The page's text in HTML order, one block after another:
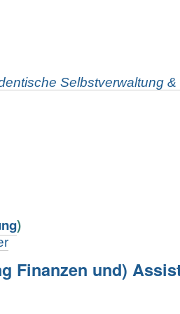
Selbstverwaltung
)
Finanzen und)